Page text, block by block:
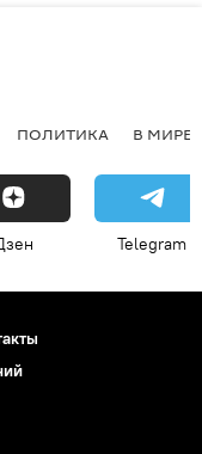
ПОЛИТИКА В МИРЕ
Telegram